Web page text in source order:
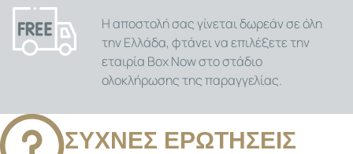
Η αποστολή σας γίνεται δωρεάν σε όλη
την Ελλάδα, φτάνει να επιλέξετε την
εταιρία Box Now στο στάδιο
ολοκλήρωσης της παραγγελίας.
ΣΥΧΝΕΣ ΕΡΩΤΗΣΕΙΣ